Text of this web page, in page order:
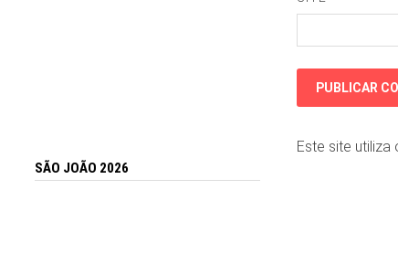
Este site utiliza
SÃO JOÃO 2026